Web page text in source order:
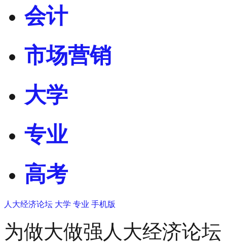
会计
市场营销
大学
专业
高考
人大经济论坛 大学 专业 手机版
为做大做强人大经济论